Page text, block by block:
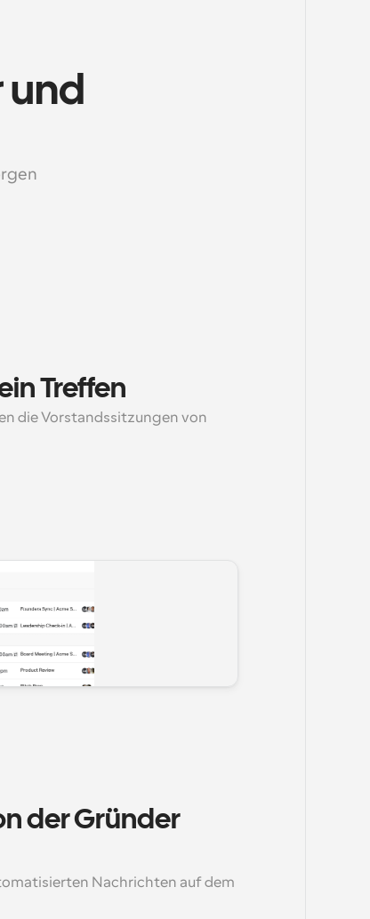
und
Treffen
die Vorstandssitzungen von
der Gründer
Nachrichten auf dem